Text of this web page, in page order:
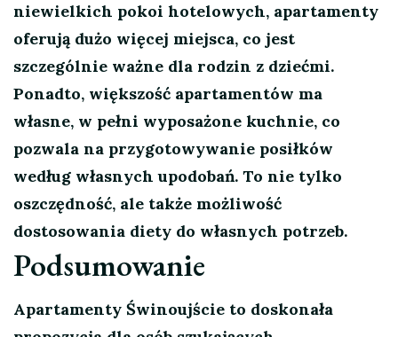
niewielkich pokoi hotelowych, apartamenty
oferują dużo więcej miejsca, co jest
szczególnie ważne dla rodzin z dziećmi.
Ponadto, większość apartamentów ma
własne, w pełni wyposażone kuchnie, co
pozwala na przygotowywanie posiłków
według własnych upodobań. To nie tylko
oszczędność, ale także możliwość
dostosowania diety do własnych potrzeb.
Podsumowanie
Apartamenty Świnoujście to doskonała